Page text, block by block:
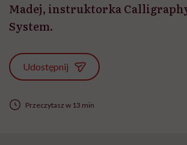
Madej, instruktorka
System.
Udostępnij
Przeczytasz w 13 min